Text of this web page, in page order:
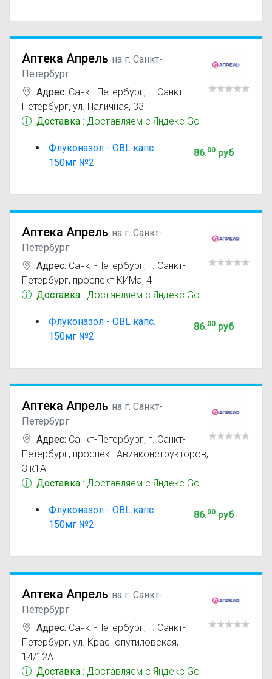
Аптека Апрель на г. Санкт-
Петербург
Адрес: Санкт-Петербург, г. Санкт-
Петербург, ул. Наличная, 33
Доставка : Доставляем с Яндекс Go
Флуконазол - OBL капс.
150мг №2
86.00руб
Аптека Апрель на г. Санкт-
Петербург
Адрес: Санкт-Петербург, г. Санкт-
Петербург, проспект КИМа, 4
Доставка : Доставляем с Яндекс Go
Флуконазол - OBL капс.
150мг №2
86.00руб
Аптека Апрель на г. Санкт-
Петербург
Адрес: Санкт-Петербург, г. Санкт-
Петербург, проспект Авиаконструкторов,
3 к1А
Доставка : Доставляем с Яндекс Go
Флуконазол - OBL капс.
150мг №2
86.00руб
Аптека Апрель на г. Санкт-
Петербург
Адрес: Санкт-Петербург, г. Санкт-
Петербург, ул. Краснопутиловская,
14/12А
Доставка : Доставляем с Яндекс Go